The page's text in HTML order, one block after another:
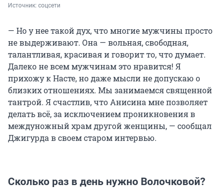
Источник: соцсети
— Но у нее такой дух, что многие мужчины просто
не выдерживают. Она — вольная, свободная,
талантливая, красивая и говорит то, что думает.
Далеко не всем мужчинам это нравится! Я
прихожу к Насте, но даже мысли не допускаю о
близких отношениях. Мы занимаемся священной
тантрой. Я счастлив, что Анисина мне позволяет
делать всё, за исключением проникновения в
междуножный храм другой женщины, — сообщал
Джигурда в своем старом интервью.
Сколько раз в день нужно Волочковой?